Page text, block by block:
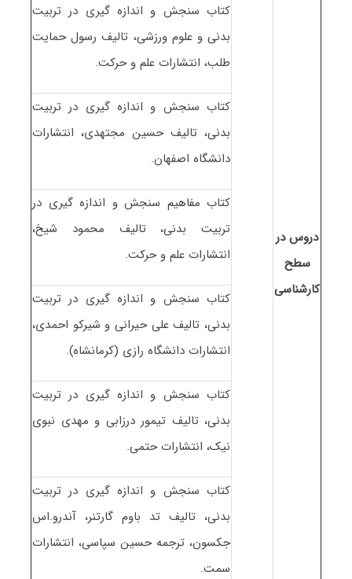
دروس در
سطح
کارشناسی
کتاب سنجش و اندازه گیری در تربیت
بدنی و علوم ورزشی، تالیف رسول حمایت
طلب، انتشارات علم و حرکت.
کتاب سنجش و اندازه گیری در تربیت
بدنی، تالیف حسین مجتهدی، انتشارات
دانشگاه اصفهان.
کتاب مفاهیم سنجش و اندازه گیری در
تربیت بدنی، تالیف محمود شیخ،
انتشارات علم و حرکت.
کتاب سنجش و اندازه گیری در تربیت
بدنی، تالیف علی حیرانی و شیرکو احمدی،
انتشارات دانشگاه رازی (کرمانشاه).
کتاب سنجش و اندازه گیری در تربیت
بدنی، تالیف تیمور درزابی و مهدی نبوی
نیک، انتشارات حتمی.
کتاب سنجش و اندازه گیری در تربیت
بدنی، تالیف تد باوم گارتنر، آندرو.اس
جکسون، ترجمه حسین سپاسی، انتشارات
سمت.